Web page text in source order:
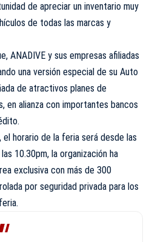
de apreciar un inventario muy
de todas las marcas y
ANADIVE y sus empresas afiliadas
una versión especial de su Auto
de atractivos planes de
en alianza con importantes bancos
el horario de la feria será desde las
10.30pm, la organización ha
exclusiva con más de 300
por seguridad privada para los